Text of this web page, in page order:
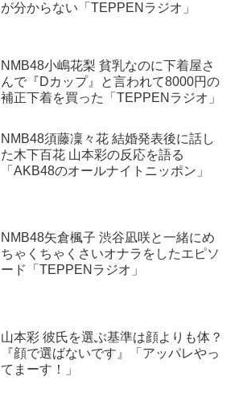
が分からない「TEPPENラジオ」
NMB48小嶋花梨 貧乳なのに下着屋さ
んで『Dカップ』と言われて8000円の
補正下着を買った「TEPPENラジオ」
NMB48須藤凜々花 結婚発表後に話し
た木下百花 山本彩の反応を語る
「AKB48のオールナイトニッポン」
NMB48矢倉楓子 渋谷凪咲と一緒にめ
ちゃくちゃくさいオナラをしたエピソ
ード「TEPPENラジオ」
山本彩 彼氏を選ぶ基準は顔よりも体？
『顔で選ばないです』「アッパレやっ
てまーす！」